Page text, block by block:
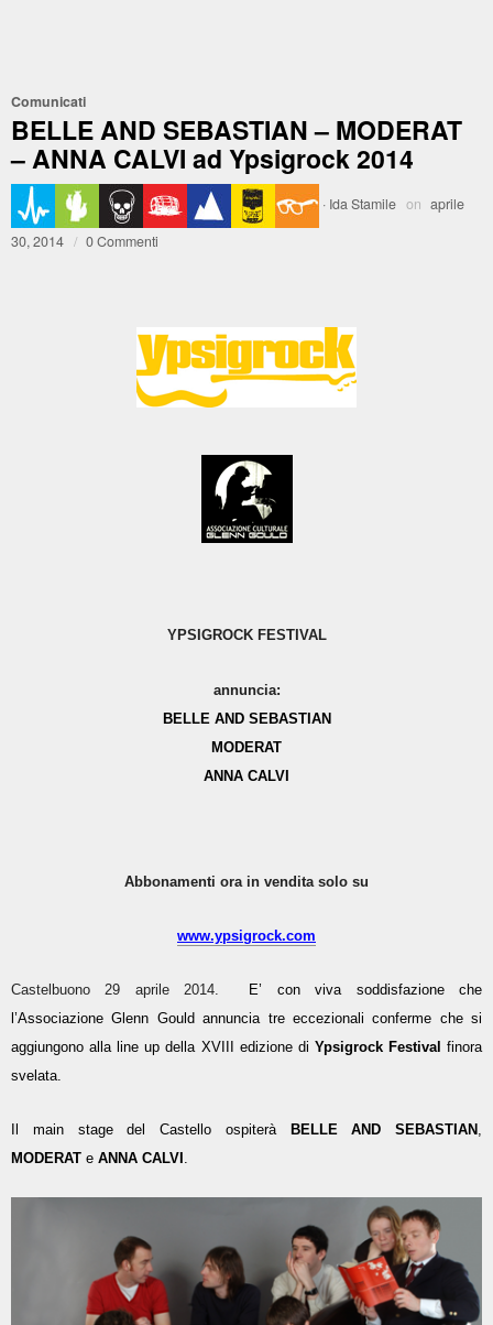
Comunicati
BELLE AND SEBASTIAN – MODERAT
– ANNA CALVI ad Ypsigrock 2014
· Ida Stamile on aprile
30, 2014 / 0 Commenti
YPSIGROCK FESTIVAL
annuncia:
BELLE AND SEBASTIAN
MODERAT
ANNA CALVI
Abbonamenti ora in vendita solo su
www.ypsigrock.com
Castelbuono 29 aprile 2014. E’ con viva soddisfazione che
l’Associazione Glenn Gould annuncia tre eccezionali conferme che si
aggiungono alla line up della XVIII edizione di Ypsigrock Festivalfinora
svelata.
Il main stage del Castello ospiteràBELLE AND SEBASTIAN
MODERAT e ANNA CALVI